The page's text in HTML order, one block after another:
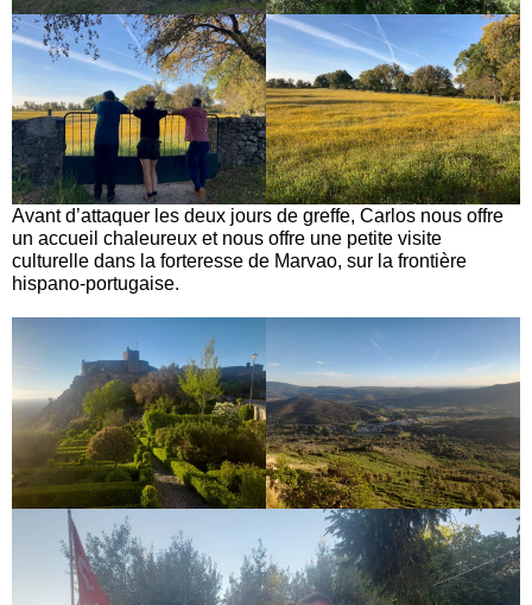
Avant d’attaquer les deux jours de greffe, Carlos nous offre
un accueil chaleureux et nous offre une petite visite
culturelle dans la forteresse de Marvao, sur la frontière
hispano-portugaise.